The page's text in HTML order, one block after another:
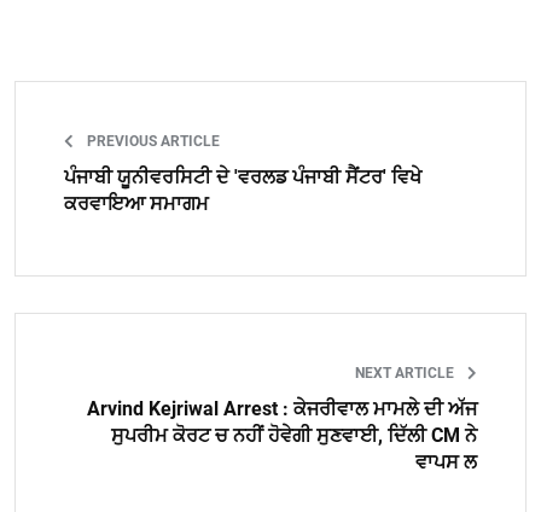
PREVIOUS ARTICLE
ਪੰਜਾਬੀ ਯੂਨੀਵਰਸਿਟੀ ਦੇ 'ਵਰਲਡ ਪੰਜਾਬੀ ਸੈਂਟਰ' ਵਿਖੇ
ਕਰਵਾਇਆ ਸਮਾਗਮ
NEXT ARTICLE
Arvind Kejriwal Arrest : ਕੇਜਰੀਵਾਲ ਮਾਮਲੇ ਦੀ ਅੱਜ
ਸੁਪਰੀਮ ਕੋਰਟ ਚ ਨਹੀਂ ਹੋਵੇਗੀ ਸੁਣਵਾਈ, ਦਿੱਲੀ CM ਨੇ
ਵਾਪਸ ਲ